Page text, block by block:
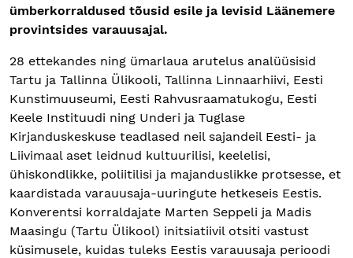
ümberkorraldused tõusid esile ja levisid Läänemere
provintsides varauusajal.
28 ettekandes ning ümarlaua arutelus analüüsisid
Tartu ja Tallinna Ülikooli, Tallinna Linnaarhiivi, Eesti
Kunstimuuseumi, Eesti Rahvusraamatukogu, Eesti
Keele Instituudi ning Underi ja Tuglase
Kirjanduskeskuse teadlased neil sajandeil Eesti- ja
Liivimaal aset leidnud kultuurilisi, keelelisi,
ühiskondlikke, poliitilisi ja majanduslikke protsesse, et
kaardistada varauusaja-uuringute hetkeseis Eestis.
Konverentsi korraldajate Marten Seppeli ja Madis
Maasingu (Tartu Ülikool) initsiatiivil otsiti vastust
küsimusele, kuidas tuleks Eestis varauusaja perioodi